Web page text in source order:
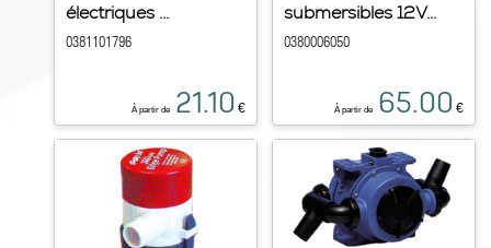
électriques ...
0381101796
À partir de 21.10 €
submersibles 12V...
0380006050
À partir de 65.00 €